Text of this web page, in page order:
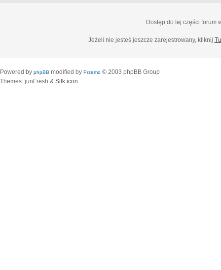
Dostęp do tej części forum
Jeżeli nie jesteś jeszcze zarejestrowany, kliknij
Powered by phpBB modified by Przemo © 2003 phpBB Group
Themes: junFresh & Silk icon